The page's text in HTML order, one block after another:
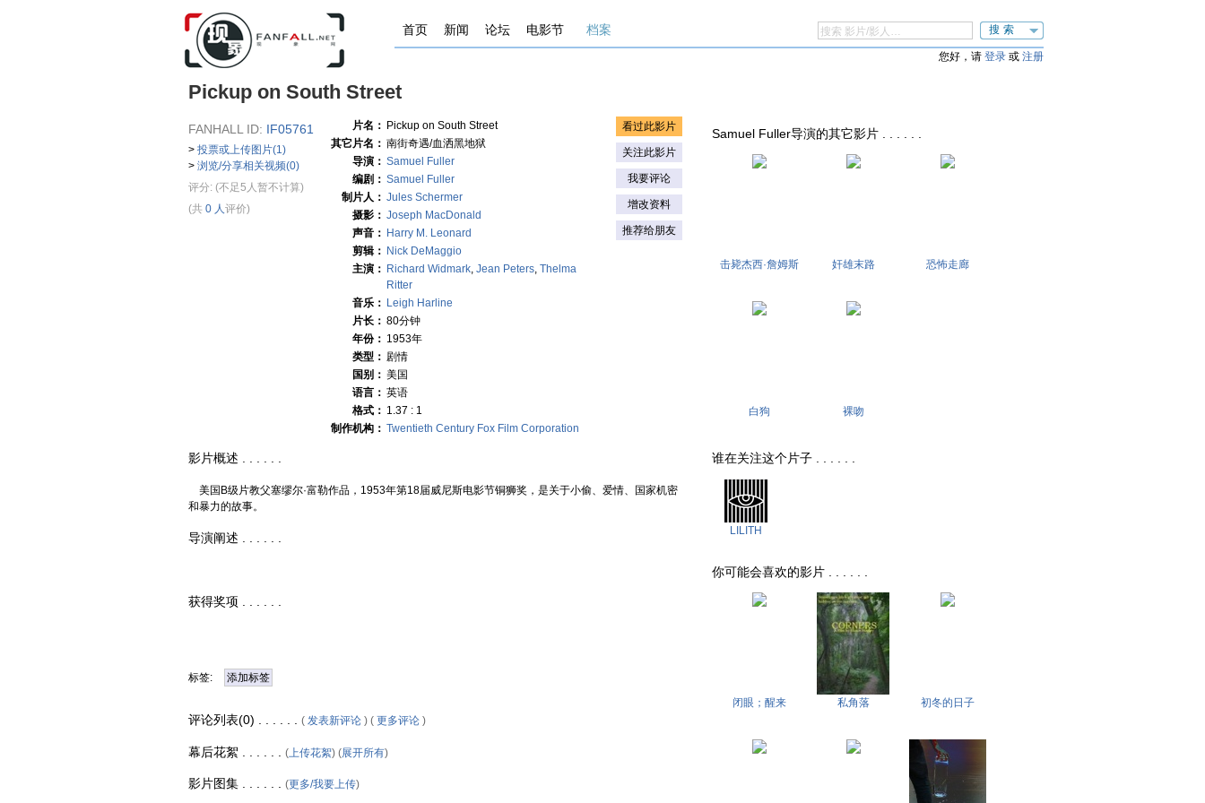
首页 新闻 论坛 电影节 档案 搜索
您好，请 登录 或 注册
Pickup on South Street
FANHALL ID: IF05761
> 投票或上传图片(1)
> 浏览/分享相关视频(0)
评分: (不足5人暂不计算)
(共 0 人评价)
片名： Pickup on South Street
其它片名： 南街奇遇/血洒黑地狱
导演： Samuel Fuller
编剧： Samuel Fuller
制片人： Jules Schermer
摄影： Joseph MacDonald
声音： Harry M. Leonard
剪辑： Nick DeMaggio
主演： Richard Widmark, Jean Peters, Thelma
Ritter
音乐： Leigh Harline
片长： 80分钟
年份： 1953年
类型： 剧情
国别： 美国
语言： 英语
格式： 1.37 : 1
制作机构： Twentieth Century Fox Film Corporation
看过此影片
关注此影片
我要评论
增改资料
推荐给朋友
影片概述 . . . . . .
美国B级片教父塞缪尔·富勒作品，1953年第18届威尼斯电影节铜狮奖，是关于小偷、爱情、国家机密
和暴力的故事。
导演阐述 . . . . . .
获得奖项 . . . . . .
标签: 添加标签
评论列表(0) . . . . . . ( 发表新评论 ) ( 更多评论 )
幕后花絮 . . . . . . (上传花絮) (展开所有)
影片图集 . . . . . . (更多/我要上传)
Samuel Fuller导演的其它影片 . . . . . .
击毙杰西·詹姆斯 奸雄末路 恐怖走廊
白狗 裸吻
谁在关注这个片子 . . . . . .
LILITH
你可能会喜欢的影片 . . . . . .
闭眼；醒来 私角落 初冬的日子